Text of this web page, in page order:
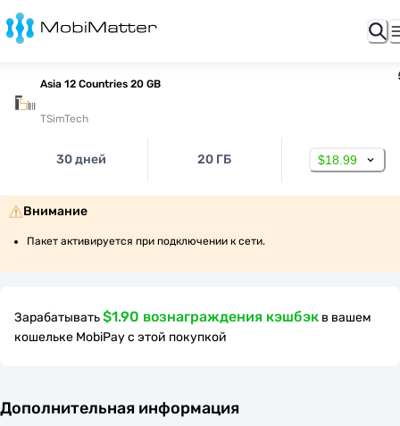
Asia 12 Countries 20 GB
TSimTech
30 дней 20 ГБ $18.99
Внимание
Пакет активируется при подключении к сети.
Зарабатывать$1.90 вознаграждения кэшбэк в вашем
кошельке MobiPay с этой покупкой
Дополнительная информация